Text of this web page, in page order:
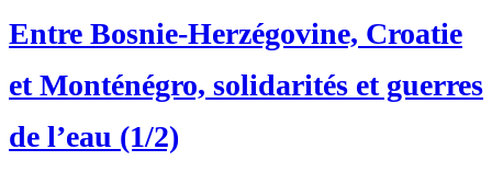
Entre Bosnie-Herzégovine, Croatie
et Monténégro, solidarités et guerres
de l’eau (1/2)